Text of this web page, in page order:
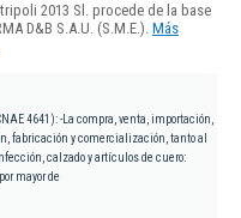
2013 Sl. procede de la base
D&B S.A.U. (S.M.E.). Más
4641): -La compra, venta, importación,
fabricación y comercialización, tanto al
calzado y artículos de cuero:
mayor de